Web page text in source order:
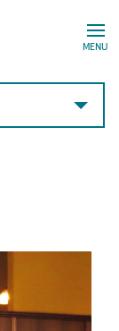
MENU